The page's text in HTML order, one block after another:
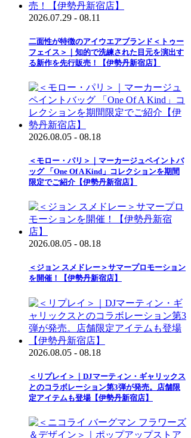
2026.07.29 - 08.11
二面性が特徴のアイウエアブランド＜トゥー
フェイス＞｜知的で洗練された目元を演出す
る新作を先行販売！【伊勢丹新宿店】
2026.08.05 - 08.18
＜モロー・パリ＞｜マーカージュペイントバ
ッグ 「One Of A Kind」コレクションを期間
限定でご紹介【伊勢丹新宿店】
2026.08.05 - 08.18
＜ジョン スメドレー＞サマープロモーション
を開催！【伊勢丹新宿店】
2026.08.05 - 08.18
＜リプレイ＞｜DJマーティン・ギャリックス
とのコラボレーション第3弾が発売。店舗限
定アイテムも登場【伊勢丹新宿店】